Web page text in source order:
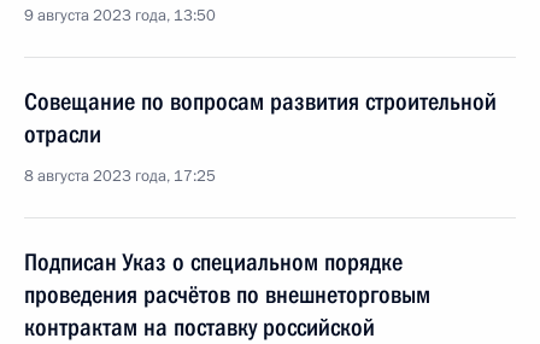
9 августа 2023 года, 13:50
Совещание по вопросам развития строительной
отрасли
8 августа 2023 года, 17:25
Подписан Указ о специальном порядке
проведения расчётов по внешнеторговым
контрактам на поставку российской